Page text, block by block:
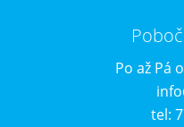
Po až Pá
tel: